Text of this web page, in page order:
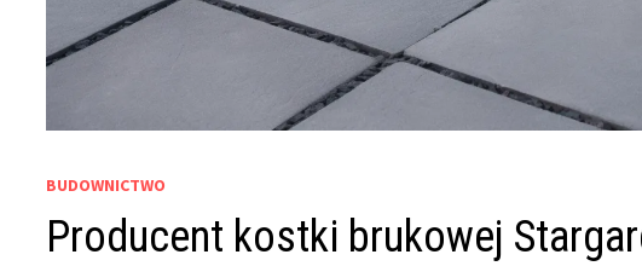
BUDOWNICTWO
Producent kostki brukowej